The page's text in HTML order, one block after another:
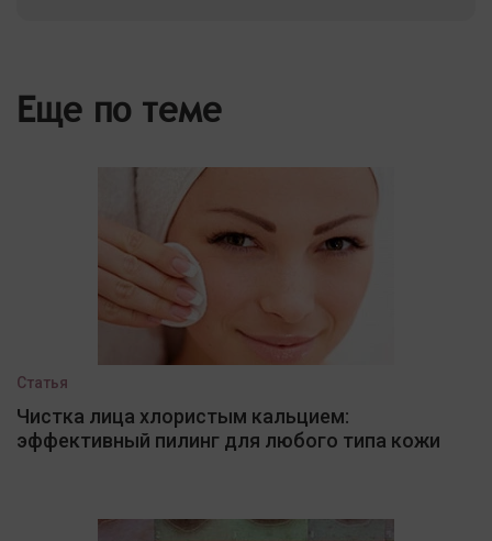
Еще по теме
Статья
Чистка лица хлористым кальцием:
эффективный пилинг для любого типа кожи